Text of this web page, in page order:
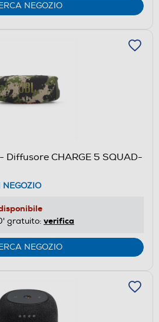
NEGOZIO
Diffusore CHARGE 5 SQUAD-
NEGOZIO
gratuito: verifica
NEGOZIO